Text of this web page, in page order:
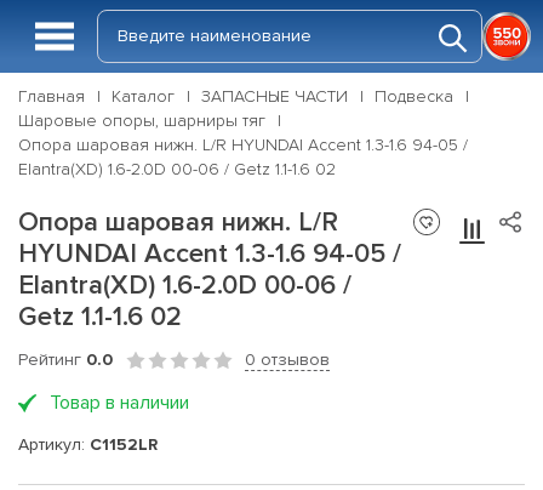
Главная Каталог ЗАПАСНЫЕ ЧАСТИ
Подвеска
Шаровые опоры, шарниры тяг
Опора шаровая нижн. L/R HYUNDAI Accent 1.3-1.6 94-05 /
Elantra(XD) 1.6-2.0D 00-06 / Getz 1.1-1.6 02
Опора шаровая нижн. L/R
HYUNDAI Accent 1.3-1.6 94-05 /
Elantra(XD) 1.6-2.0D 00-06 /
Getz 1.1-1.6 02
Рейтинг 0.0 0 отзывов
Товар в наличии
Артикул: C1152LR